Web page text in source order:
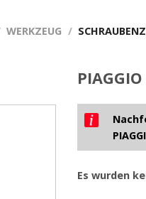
WERKZEUG /
Es wurden